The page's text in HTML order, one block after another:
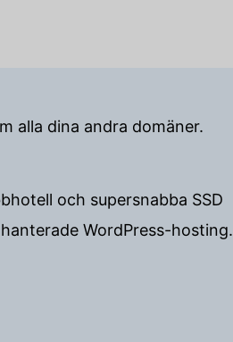
alla dina andra domäner.
och supersnabba SSD
WordPress-hosting.